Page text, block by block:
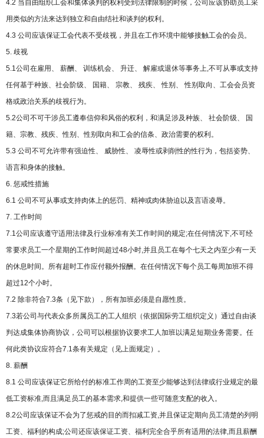
4.2 当自由组织工会和集体谈判的权利受到法律限制的时候，公司应该协助员工采
用类似的方法来达到独立和自由结社和谈判的权利。
4.3 公司应该保证工会代表不受歧视，并且在工作环境中能够接触工会的会员。
5. 歧视
5.1公司在雇用、 薪酬、 训练机会、 升迁、 解雇或退休等事务上,不可从事或支持
任何基于种族、社会阶级、 国籍、 宗教、 残疾、 性别、 性别取向、工会会员资
格或政治关系的歧视行为。
5.2公司不可干涉员工遵奉信仰和风俗的权利，和满足涉及种族、 社会阶级、 国
籍、宗教、残疾、性别、性别取向和工会的信条、政治需要的权利。
5.3 公司不可允许带有强迫性、 威胁性、 凌辱性或剥削性的性行为，包括姿势、
语言和身体的接触。
6. 惩戒性措施
6.1 公司不可从事或支持肉体上的惩罚、精神或肉体胁迫以及言语凌辱。
7. 工作时间
7.1公司应该遵守适用法律及行业标准有关工作时间的规定;在任何情况下,不可经
常要求员工一个星期的工作时间超过48小时,并且员工在每个七天之内至少有一天
的休息时间。所有超时工作应付额外报酬。在任何情况下每个员工每周加班不得
超过12个小时。
7.2 除非符合7.3条（见下款），所有加班必须是自愿性质。
7.3若公司与代表众多所属员工的工人组织（依据国际劳工组织定义）通过自由谈
判达成集体协商协议，公司可以根据协议要求工人加班以满足短期业务需要。任
何此类协议应符合7.1条有关规定（见上面规定）。
8. 薪酬
8.1 公司应该保证它所给付的标准工作周的工资至少能够达到法律或行业规定的最
低工资标准,而且满足员工的基本需求,和提供一些可随意支配的收入。
8.2公司应该保证不会为了惩戒的目的而扣减工资,并且保证定期向员工清楚的列明
工资、福利的构成;公司还应该保证工资、福利完全合乎所有适用的法律,而且薪酬